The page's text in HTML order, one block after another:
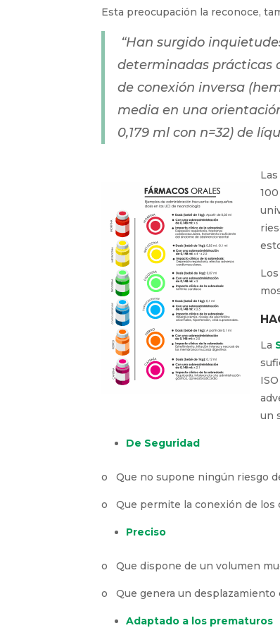
Esta preocupación la reconoce,
“Han surgido
determinadas prácticas
de conexión inversa
media en una
0,179 ml con n=32) de
La
un
De Seguridad
o Que no supone ningún riesgo
o Que permite la conexión de los
Preciso
o Que dispone de un volumen
o Que genera un desplazamiento
Adaptado a los prematuros